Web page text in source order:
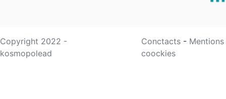
Copyright 2022 -
kosmopolead
Conctacts -
coockies